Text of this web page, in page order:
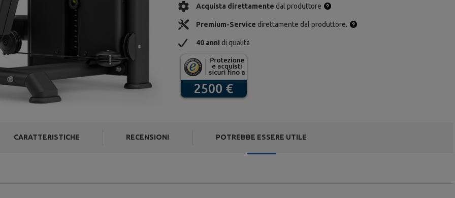
Acquista direttamente dal produttore
Premium-Service direttamente dal produttore.
40 anni di qualità
CARATTERISTICHE RECENSIONI POTREBBE ESSERE UTILE